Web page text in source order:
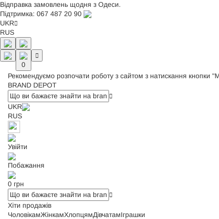
Відправка замовлень щодня з Одеси.
Підтримка: 067 487 20 90
UKR
RUS
0
Рекомендуємо розпочати роботу з сайтом з натискання кнопки
BRAND DEPOT
UKR
RUS
Увійти
Побажання
0 грн
Хіти продажів
ЧоловікамЖінкамХлопцямДівчатамІграшки